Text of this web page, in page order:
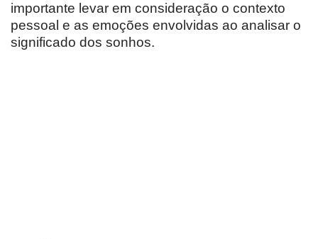
importante levar em consideração o contexto
pessoal e as emoções envolvidas ao analisar o
significado dos sonhos.